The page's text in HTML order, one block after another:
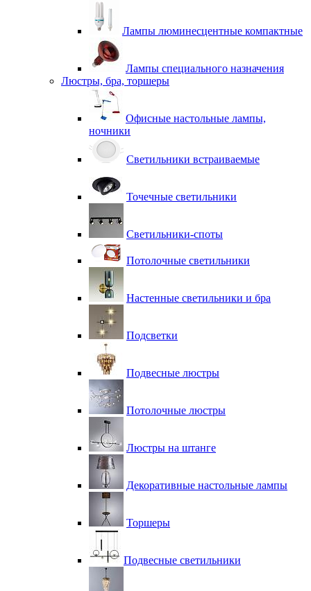
Лампы люминесцентные компактные
Лампы специального назначения
Люстры, бра, торшеры
Офисные настольные лампы,
ночники
Светильники встраиваемые
Точечные светильники
Светильники-споты
Потолочные светильники
Настенные светильники и бра
Подсветки
Подвесные люстры
Потолочные люстры
Люстры на штанге
Декоративные настольные лампы
Торшеры
Подвесные светильники